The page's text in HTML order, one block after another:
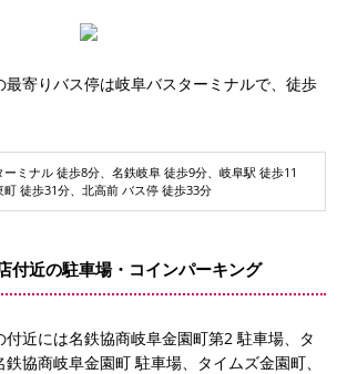
最寄りバス停は岐阜バスターミナルで、徒歩
ーミナル 徒歩8分、名鉄岐阜 徒歩9分、岐阜駅 徒歩11
町 徒歩31分、北高前 バス停 徒歩33分
付近の駐車場・コインパーキング
近には名鉄協商岐阜金園町第2 駐車場、タ
協商岐阜金園町 駐車場、タイムズ金園町、